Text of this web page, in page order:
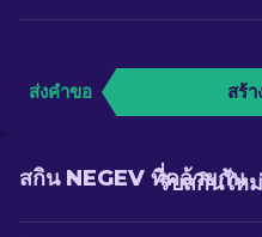
ส่งคำขอ สร้
รับสกินให
สกิน NEGEV ที่คล้ายกัน